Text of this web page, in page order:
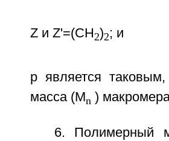
Z и Z'=(CH 2)2; и
р является
масса (Мn )
6. Полимерный